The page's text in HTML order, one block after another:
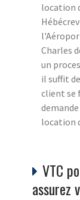
location
Charles
un
il suffit
client se
location
VTC
assurez